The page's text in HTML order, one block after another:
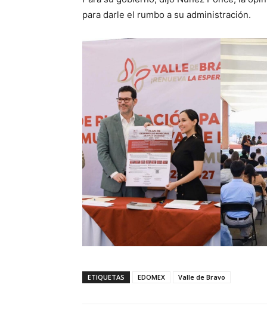
para darle el rumbo a su administración.
ETIQUETAS EDOMEX Valle de Bravo